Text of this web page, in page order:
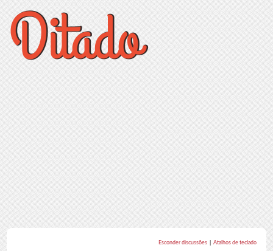
Esconder discussões Atalhos de teclado